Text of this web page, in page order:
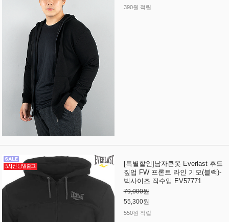
390원 적립
[특별할인]남자큰옷 Everlast 후드
짚업 FW 프론트 라인 기모(블랙)-
빅사이즈 직수입 EV57771
79,000원
55,300원
550원 적립